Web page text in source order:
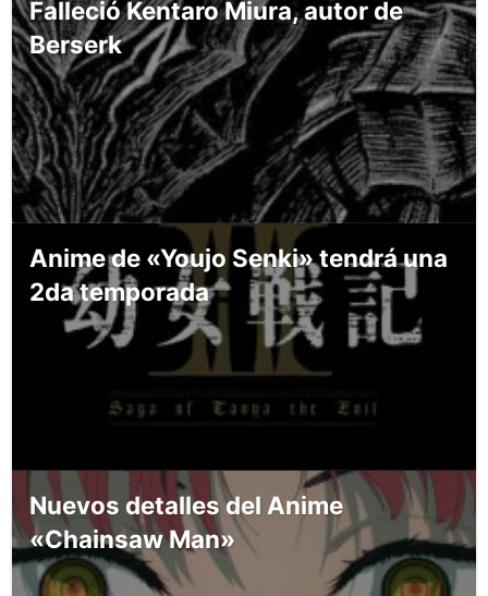
Falleció Kentaro Miura, autor de
Berserk
Anime de «Youjo Senki» tendrá una
2da temporada
Nuevos detalles del Anime
«Chainsaw Man»